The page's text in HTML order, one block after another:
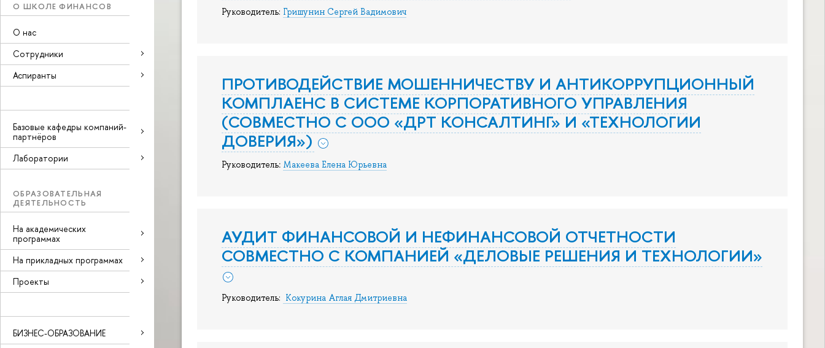
О ШКОЛЕ ФИНАНСОВ
О нас
Сотрудники
Аспиранты
Базовые кафедры компаний-
партнёров
Лаборатории
ОБРАЗОВАТЕЛЬНАЯ
ДЕЯТЕЛЬНОСТЬ
На академических
программах
На прикладных программах
Проекты
БИЗНЕС-ОБРАЗОВАНИЕ
Руководитель: Гришунин Сергей Вадимович
ПРОТИВОДЕЙСТВИЕ МОШЕННИЧЕСТВУ И АНТИКОРРУПЦИОННЫЙ
КОМПЛАЕНС В СИСТЕМЕ КОРПОРАТИВНОГО УПРАВЛЕНИЯ
(СОВМЕСТНО С ООО «ДРТ КОНСАЛТИНГ» И «ТЕХНОЛОГИИ
ДОВЕРИЯ»)
Руководитель: Макеева Елена Юрьевна
АУДИТ ФИНАНСОВОЙ И НЕФИНАНСОВОЙ ОТЧЕТНОСТИ
СОВМЕСТНО С КОМПАНИЕЙ «ДЕЛОВЫЕ РЕШЕНИЯ И ТЕХНОЛОГИИ»
Руководитель: Кокурина Аглая Дмитриевна